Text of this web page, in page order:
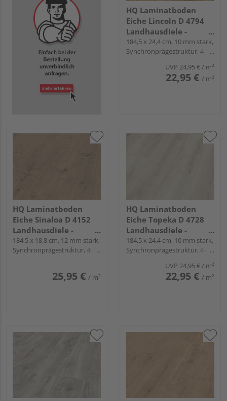
HQ Laminatboden
Eiche Lincoln D 4794
Landhausdiele -
Langdiele 33 plus
184,5 x 24,4 cm, 10 mm stark,
Synchronprägestruktur, 4-
UVP 24,95 €/ m²
22,95 € / m²
HQ Laminatboden
Eiche Sinaloa D 4152
Landhausdiele -
Langdiele 33
184,5 x 18,8 cm, 12 mm stark,
Synchronprägestruktur, 4-
25,95 € / m²
HQ Laminatboden
Eiche Topeka D 4728
Landhausdiele -
Langdiele 33 plus
184,5 x 24,4 cm, 10 mm stark,
Synchronprägestruktur, 4-
UVP 24,95 €/ m²
22,95 € / m²